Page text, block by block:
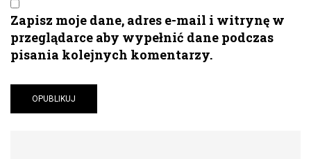
Zapisz moje dane, adres e-mail i witrynę w
przeglądarce aby wypełnić dane podczas
pisania kolejnych komentarzy.